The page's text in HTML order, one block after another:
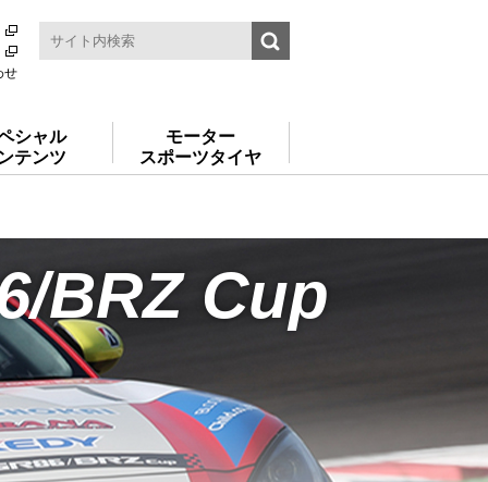
せ
シャル
テンツ
モーター
スポーツタイヤ
BRZ Cup